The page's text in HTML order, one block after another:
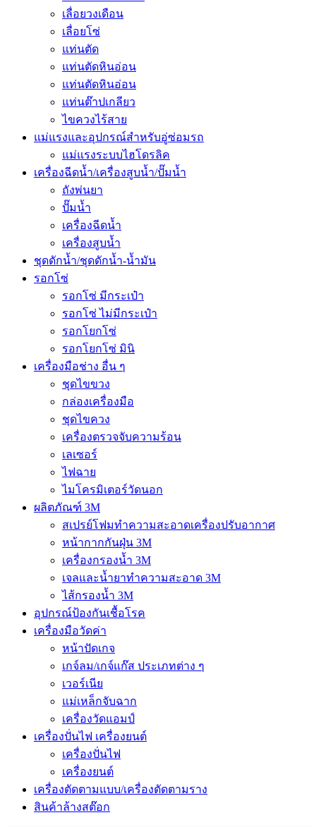
เลื่อยวงเดือน
เลื่อยโซ่
แท่นตัด
แท่นตัดหินอ่อน
แท่นตัดหินอ่อน
แท่นต๊าปเกลียว
ไขควงไร้สาย
แม่แรงและอุปกรณ์สำหรับอู่ซ่อมรถ
แม่แรงระบบไฮโดรลิค
เครื่องฉีดน้ำ/เครื่องสูบน้ำ/ปั๊มน้ำ
ถังพ่นยา
ปั๊มน้ำ
เครื่องฉีดน้ำ
เครื่องสูบน้ำ
ชุดดักน้ำ/ชุดดักน้ำ-น้ำมัน
รอกโซ่
รอกโซ่ มีกระเป๋า
รอกโซ่ ไม่มีกระเป๋า
รอกโยกโซ่
รอกโยกโซ่ มินิ
เครื่องมือช่าง อื่น ๆ
ชุดไขขวง
กล่องเครื่องมือ
ชุดไขควง
เครื่องตรวจจับความร้อน
เลเซอร์
ไฟฉาย
ไมโครมิเตอร์วัดนอก
ผลิตภัณฑ์ 3M
สเปรย์โฟมทำความสะอาดเครื่องปรับอากาศ
หน้ากากกันฝุ่น 3M
เครื่องกรองน้ำ 3M
เจลและน้ำยาทำความสะอาด 3M
ไส้กรองน้ำ 3M
อุปกรณ์ป้องกันเชื้อโรค
เครื่องมือวัดค่า
หน้าปัดเกจ
เกจ์ลม/เกจ์แก๊ส ประเภทต่าง ๆ
เวอร์เนีย
แม่เหล็กจับฉาก
เครื่องวัดแอมป์
เครื่องปั่นไฟ เครื่องยนต์
เครื่องปั่นไฟ
เครื่องยนต์
เครื่องตัดตามแบบ/เครื่องตัดตามราง
สินค้าล้างสต๊อก